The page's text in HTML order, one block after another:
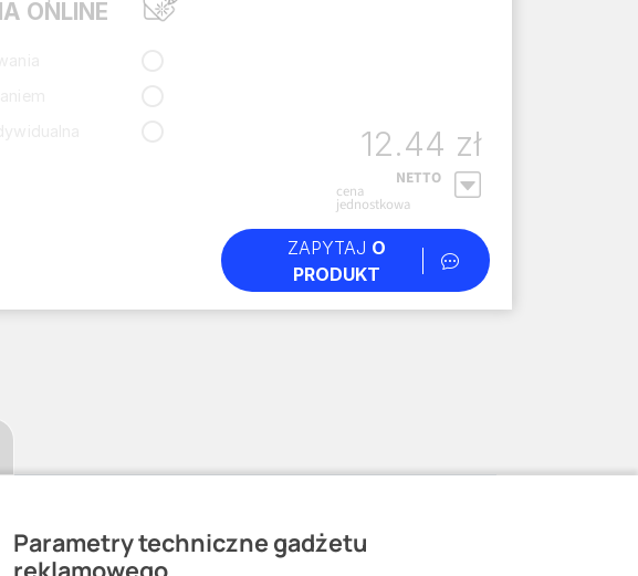
Parametry techniczne gadżetu
ONLINE
12.44 zł
NETTO
cena
jednostkowa
ZAPYTAJ O
PRODUKT